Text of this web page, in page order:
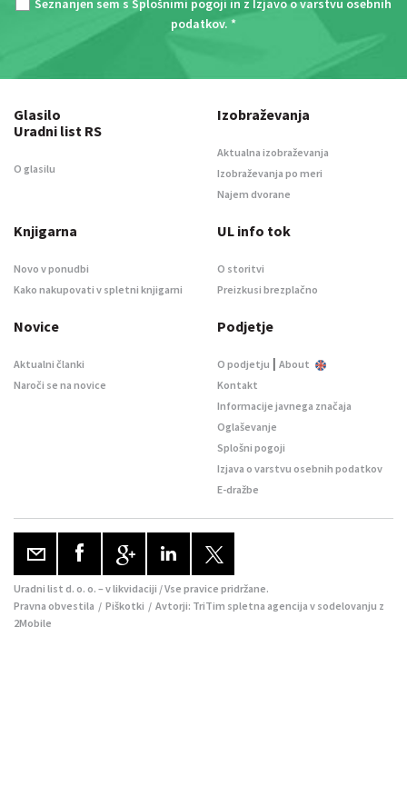
Seznanjen sem s Splošnimi pogoji in z Izjavo o varstvu osebnih
podatkov. *
Glasilo
Uradni list RS
O glasilu
Izobraževanja
Aktualna izobraževanja
Izobraževanja po meri
Najem dvorane
Knjigarna
Novo v ponudbi
Kako nakupovati v spletni knjigarni
UL info tok
O storitvi
Preizkusi brezplačno
Novice
Aktualni članki
Naroči se na novice
Podjetje
O podjetju | About
Kontakt
Informacije javnega značaja
Oglaševanje
Splošni pogoji
Izjava o varstvu osebnih podatkov
E-dražbe
Uradni list d. o. o. – v likvidaciji / Vse pravice pridržane.
Pravna obvestila / Piškotki / Avtorji: TriTim spletna agencija v sodelovanju z
2Mobile